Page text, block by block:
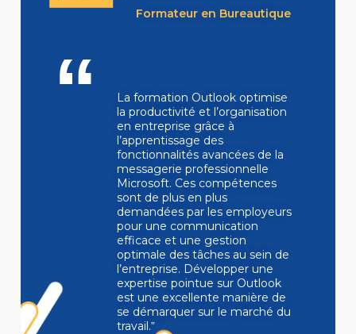
Formateur en Bureautique
La formation Outlook optimise
la productivité et l’organisation
en entreprise grâce à
l’apprentissage des
fonctionnalités avancées de la
messagerie professionnelle
Microsoft. Ces compétences
sont de plus en plus
demandées par les employeurs
pour une communication
efficace et une gestion
optimale des tâches au sein de
l’entreprise. Développer une
expertise pointue sur Outlook
est une excellente manière de
se démarquer sur le marché du
travail.